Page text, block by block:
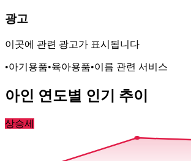
광고
이곳에 관련 광고가 표시됩니다
•아기용품•육아용품•이름 관련 서비스
아인 연도별 인기 추이
상승세